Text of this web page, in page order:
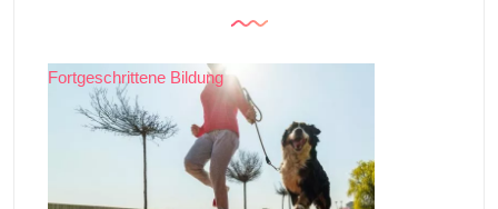
Fortgeschrittene Bildung